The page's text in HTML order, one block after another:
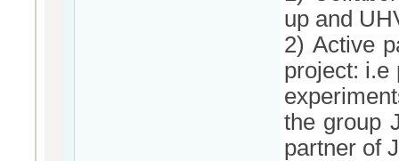
up and
2) Active
project: i.e
the group
partner of